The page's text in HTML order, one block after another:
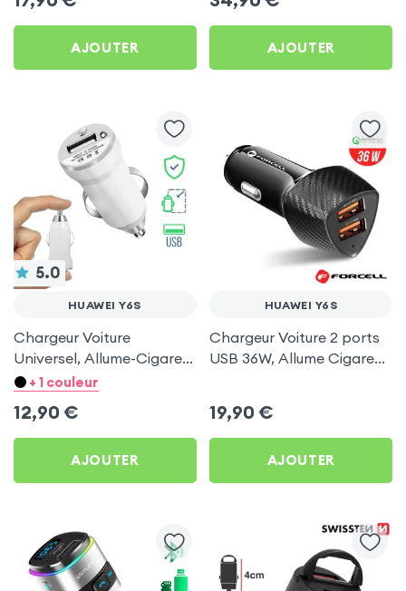
AJOUTER AJOUTER
5.0
HUAWEI Y6S
Chargeur Voiture
Universel, Allume-Cigare
Ultra Compact avec
+ 1 couleur
12,90 €
AJOUTER
HUAWEI Y6S
Chargeur Voiture 2 ports
USB 36W, Allume Cigare
19,90 €
AJOUTER